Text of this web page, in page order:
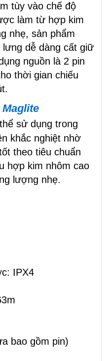
tùy vào chế độ
làm từ hợp kim
nhẹ, sản phẩm
dễ dàng cất giữ
nguồn là 2 pin
thời gian chiếu
sử dụng trong
khắc nghiệt nhờ
theo tiêu chuẩn
hợp kim nhôm cao
lượng nhẹ.
IPX4
bao gồm pin)